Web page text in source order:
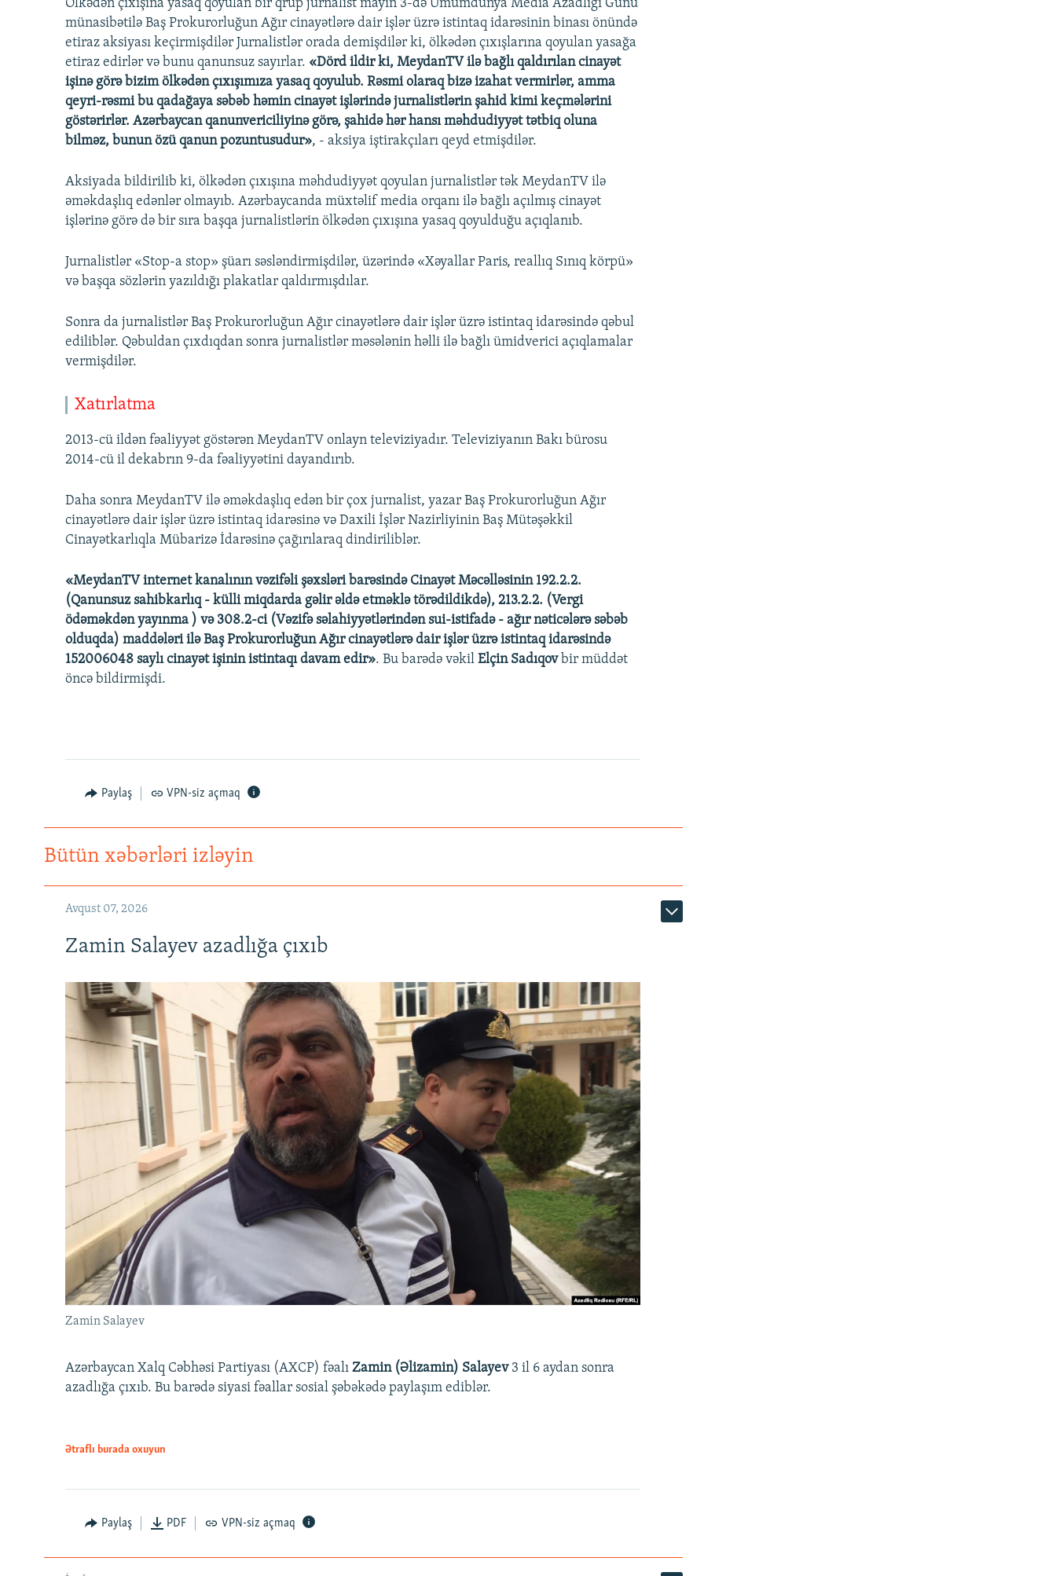
Ölkədən çıxışına yasaq qoyulan bir qrup jurnalist mayın 3-də Ümumdünya Media Azadlığı Günü
münasibətilə Baş Prokurorluğun Ağır cinayətlərə dair işlər üzrə istintaq idarəsinin binası önündə
etiraz aksiyası keçirmişdilər Jurnalistlər orada demişdilər ki, ölkədən çıxışlarına qoyulan yasağa
etiraz edirlər və bunu qanunsuz sayırlar. «Dörd ildir ki, MeydanTV ilə bağlı qaldırılan cinayət
işinə görə bizim ölkədən çıxışımıza yasaq qoyulub. Rəsmi olaraq bizə izahat vermirlər, amma
qeyri-rəsmi bu qadağaya səbəb həmin cinayət işlərində jurnalistlərin şahid kimi keçmələrini
göstərirlər. Azərbaycan qanunvericiliyinə görə, şahidə hər hansı məhdudiyyət tətbiq oluna
bilməz, bunun özü qanun pozuntusudur», - aksiya iştirakçıları qeyd etmişdilər.
Aksiyada bildirilib ki, ölkədən çıxışına məhdudiyyət qoyulan jurnalistlər tək MeydanTV ilə
əməkdaşlıq edənlər olmayıb. Azərbaycanda müxtəlif media orqanı ilə bağlı açılmış cinayət
işlərinə görə də bir sıra başqa jurnalistlərin ölkədən çıxışına yasaq qoyulduğu açıqlanıb.
Jurnalistlər «Stop-a stop» şüarı səsləndirmişdilər, üzərində «Xəyallar Paris, reallıq Sınıq körpü»
və başqa sözlərin yazıldığı plakatlar qaldırmışdılar.
Sonra da jurnalistlər Baş Prokurorluğun Ağır cinayətlərə dair işlər üzrə istintaq idarəsində qəbul
ediliblər. Qəbuldan çıxdıqdan sonra jurnalistlər məsələnin həlli ilə bağlı ümidverici açıqlamalar
vermişdilər.
Xatırlatma
2013-cü ildən fəaliyyət göstərən MeydanTV onlayn televiziyadır. Televiziyanın Bakı bürosu
2014-cü il dekabrın 9-da fəaliyyətini dayandırıb.
Daha sonra MeydanTV ilə əməkdaşlıq edən bir çox jurnalist, yazar Baş Prokurorluğun Ağır
cinayətlərə dair işlər üzrə istintaq idarəsinə və Daxili İşlər Nazirliyinin Baş Mütəşəkkil
Cinayətkarlıqla Mübarizə İdarəsinə çağırılaraq dindiriliblər.
«MeydanTV internet kanalının vəzifəli şəxsləri barəsində Cinayət Məcəlləsinin 192.2.2.
(Qanunsuz sahibkarlıq - külli miqdarda gəlir əldə etməklə törədildikdə), 213.2.2. (Vergi
ödəməkdən yayınma ) və 308.2-ci (Vəzifə səlahiyyətlərindən sui-istifadə - ağır nəticələrə səbəb
olduqda) maddələri ilə Baş Prokurorluğun Ağır cinayətlərə dair işlər üzrə istintaq idarəsində
152006048 saylı cinayət işinin istintaqı davam edir». Bu barədə vəkil Elçin Sadıqovbir müddət
öncə bildirmişdi.
Paylaş VPN-siz açmaq
Bütün xəbərləri izləyin
Avqust 07, 2026
Zamin Salayev azadlığa çıxıb
Zamin Salayev
Azərbaycan Xalq Cəbhəsi Partiyası (AXCP) fəalı Zamin (Əlizamin) Salayev 3 il 6 aydan sonra
azadlığa çıxıb. Bu barədə siyasi fəallar sosial şəbəkədə paylaşım ediblər.
Ətraflı burada oxuyun
Paylaş PDF VPN-siz açmaq